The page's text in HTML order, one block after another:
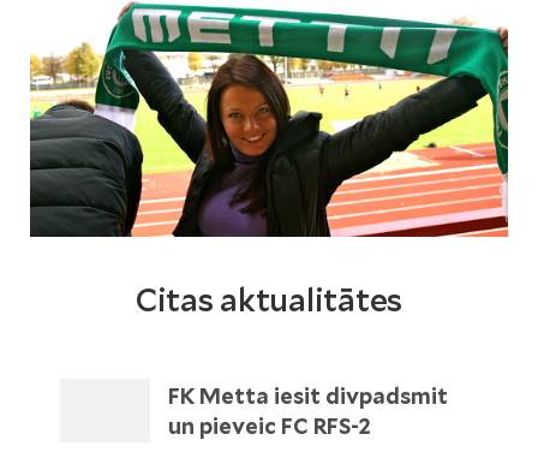
Citas aktualitātes
FK Metta iesit divpadsmit
un pieveic FC RFS-2